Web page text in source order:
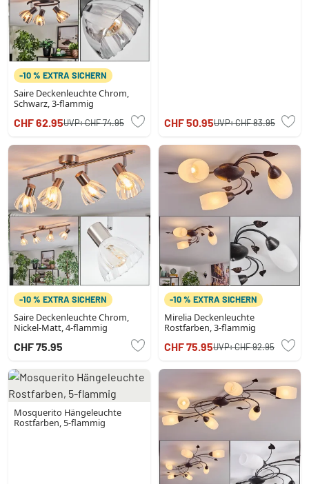
-10 % EXTRA SICHERN
Saire Deckenleuchte Chrom,
Schwarz, 3-flammig
CHF 62.95UVP:CHF 74.95 CHF 50.95UVP:CHF 83.95
-10 % EXTRA SICHERN
Saire Deckenleuchte Chrom,
Nickel-Matt, 4-flammig
CHF 75.95
-10 % EXTRA SICHERN
Mirelia Deckenleuchte
Rostfarben, 3-flammig
CHF 75.95UVP:CHF 92.95
Mosquerito Hängeleuchte
Rostfarben, 5-flammig